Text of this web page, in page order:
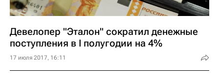
Девелопер "Эталон" сократил денежные
поступления в I полугодии на 4%
17 июля 2017, 16:11